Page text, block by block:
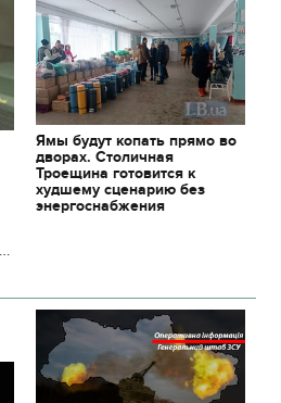
Ямы будут копать прямо во
дворах. Столичная
Троещина готовится к
худшему сценарию без
энергоснабжения